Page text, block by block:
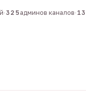
·325 админов каналов·134